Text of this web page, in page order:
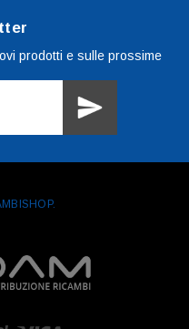
prodotti e sulle prossime